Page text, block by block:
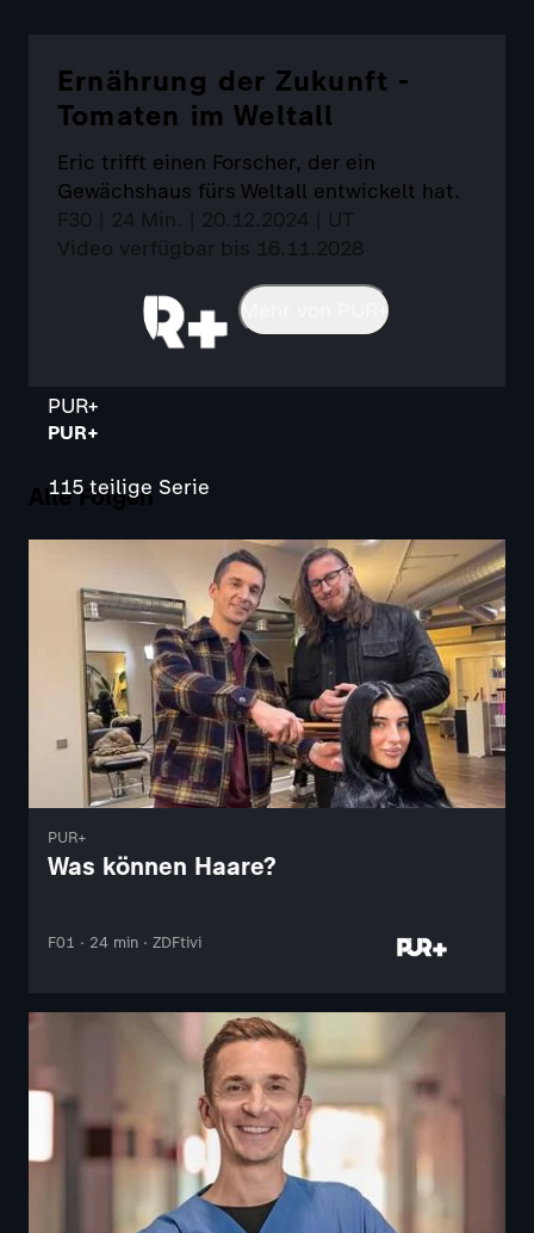
Ernährung der Zukunft -
Tomaten im Weltall
Eric trifft einen Forscher, der ein
Gewächshaus fürs Weltall entwickelt hat.
F30 | 24 Min. | 20.12.2024 | UT
Video verfügbar bis 16.11.2028
Mehr von PUR+
Alle Folgen
PUR+
PUR+
115 teilige Serie
PUR+
Was können Haare?
F01 · 24 min · ZDFtivi